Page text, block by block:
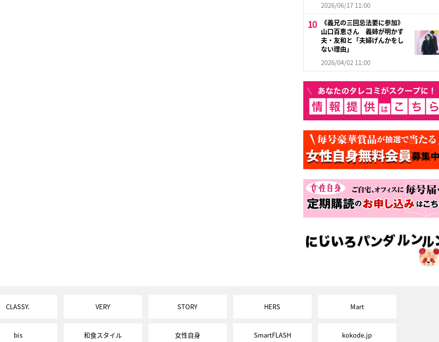
2026/06/17 11:00
《義兄の三回忌法要に参加》
山口百恵さん 義姉が明かす
夫・友和と「夫婦げんかをし
ない理由」
2026/04/02 11:00
CLASSY. VERY STORY HERS Mart
bis 和食スタイル 女性自身 SmartFLASH kokode.jp